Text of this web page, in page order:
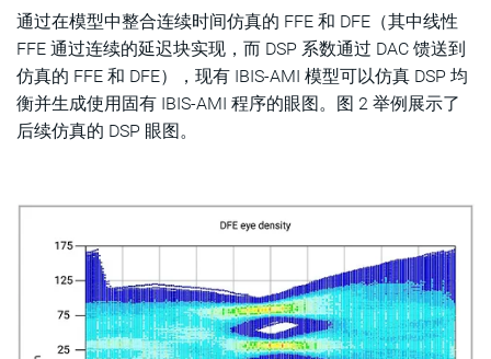
通过在模型中整合连续时间仿真的 FFE 和 DFE（其中线性
FFE 通过连续的延迟块实现，而 DSP 系数通过 DAC 馈送到
仿真的 FFE 和 DFE），现有 IBIS-AMI 模型可以仿真 DSP 均
衡并生成使用固有 IBIS-AMI 程序的眼图。图 2 举例展示了
后续仿真的 DSP 眼图。